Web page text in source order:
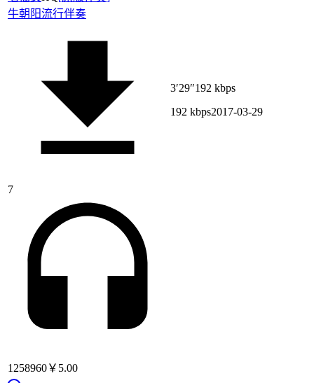
牛朝阳流行伴奏
7
1258960￥5.00
3′29″192 kbps
192 kbps2017-03-29